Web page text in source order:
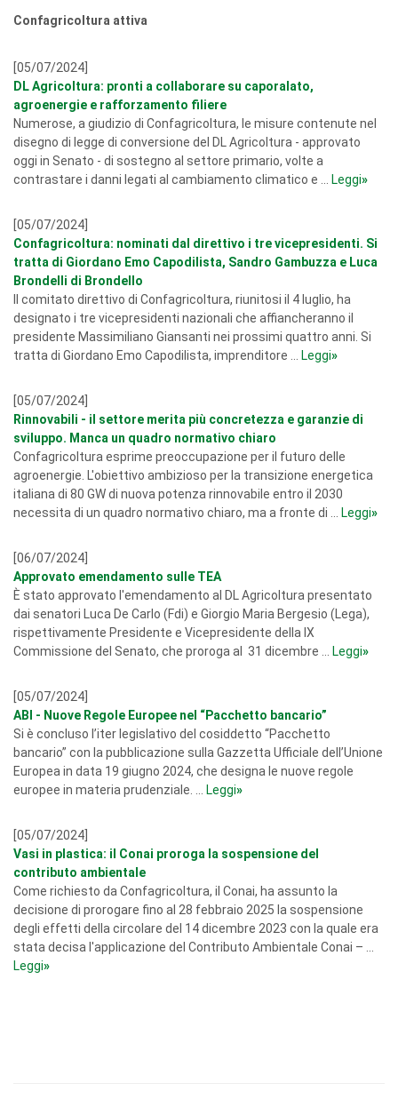
Confagricoltura attiva
[05/07/2024]
DL Agricoltura: pronti a collaborare su caporalato,
agroenergie e rafforzamento filiere
Numerose, a giudizio di Confagricoltura, le misure contenute nel
disegno di legge di conversione del DL Agricoltura - approvato
oggi in Senato - di sostegno al settore primario, volte a
contrastare i danni legati al cambiamento climatico e ...
Leggi»
[05/07/2024]
Confagricoltura: nominati dal direttivo i tre vicepresidenti. Si
tratta di Giordano Emo Capodilista, Sandro Gambuzza e Luca
Brondelli di Brondello
Il comitato direttivo di Confagricoltura, riunitosi il 4 luglio, ha
designato i tre vicepresidenti nazionali che affiancheranno il
presidente Massimiliano Giansanti nei prossimi quattro anni. Si
tratta di Giordano Emo Capodilista, imprenditore ...
Leggi»
[05/07/2024]
Rinnovabili - il settore merita più concretezza e garanzie di
sviluppo. Manca un quadro normativo chiaro
Confagricoltura esprime preoccupazione per il futuro delle
agroenergie. L'obiettivo ambizioso per la transizione energetica
italiana di 80 GW di nuova potenza rinnovabile entro il 2030
necessita di un quadro normativo chiaro, ma a fronte di ...
Leggi»
[06/07/2024]
Approvato emendamento sulle TEA
È stato approvato l'emendamento al DL Agricoltura presentato
dai senatori Luca De Carlo (Fdi) e Giorgio Maria Bergesio (Lega),
rispettivamente Presidente e Vicepresidente della IX
Commissione del Senato, che proroga al 31 dicembre ...
Leggi»
[05/07/2024]
ABI - Nuove Regole Europee nel “Pacchetto bancario”
Si è concluso l’iter legislativo del cosiddetto “Pacchetto
bancario” con la pubblicazione sulla Gazzetta Ufficiale dell’Unione
Europea in data 19 giugno 2024, che designa le nuove regole
europee in materia prudenziale. ...
Leggi»
[05/07/2024]
Vasi in plastica: il Conai proroga la sospensione del
contributo ambientale
Come richiesto da Confagricoltura, il Conai, ha assunto la
decisione di prorogare fino al 28 febbraio 2025 la sospensione
degli effetti della circolare del 14 dicembre 2023 con la quale era
stata decisa l'applicazione del Contributo Ambientale Conai – ...
Leggi»